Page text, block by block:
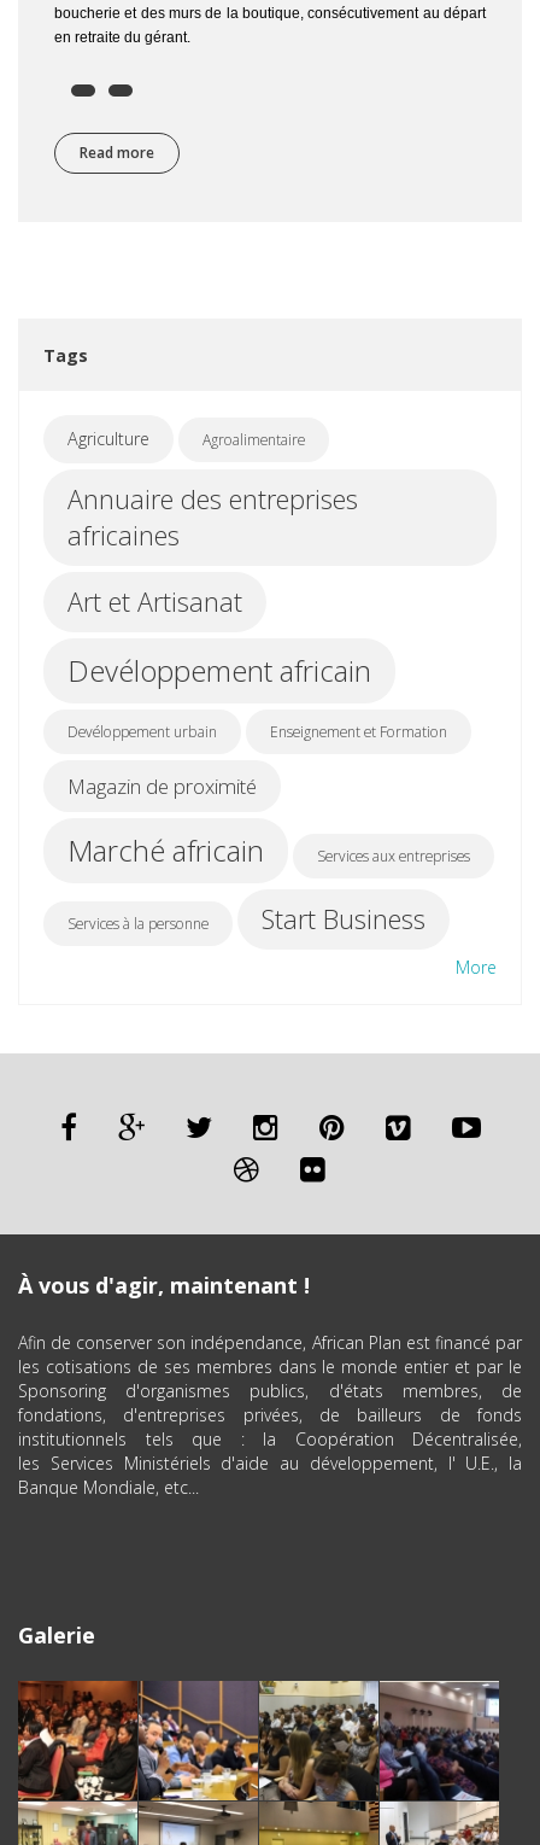
boucherie et des murs de la boutique, consécutivement au départ
en retraite du gérant.
Read more about Boucherie-charcuterie
Tags
Agriculture Agroalimentaire
Annuaire des entreprises
africaines
Art et Artisanat
Devéloppement africain
Devéloppement urbain Enseignement et Formation
Magazin de proximité
Marché africain Services aux entreprises
Services à la personne Start Business
More
À vous d'agir, maintenant !
Afin de conserver son indépendance, African Plan est financé par
les cotisations de ses membres dans le monde entier et par le
Sponsoring d'organismes publics, d'états membres, de
fondations, d'entreprises privées, de bailleurs de fonds
institutionnels tels que : la Coopération Décentralisée,
les Services Ministériels d'aide au développement, l' U.E., la
Banque Mondiale, etc...
Galerie